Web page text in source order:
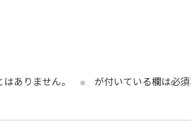
ありません。 ※ が付いている欄は必